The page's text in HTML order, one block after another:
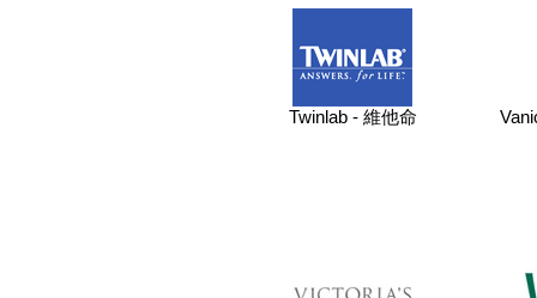
Twinlab - 維他命